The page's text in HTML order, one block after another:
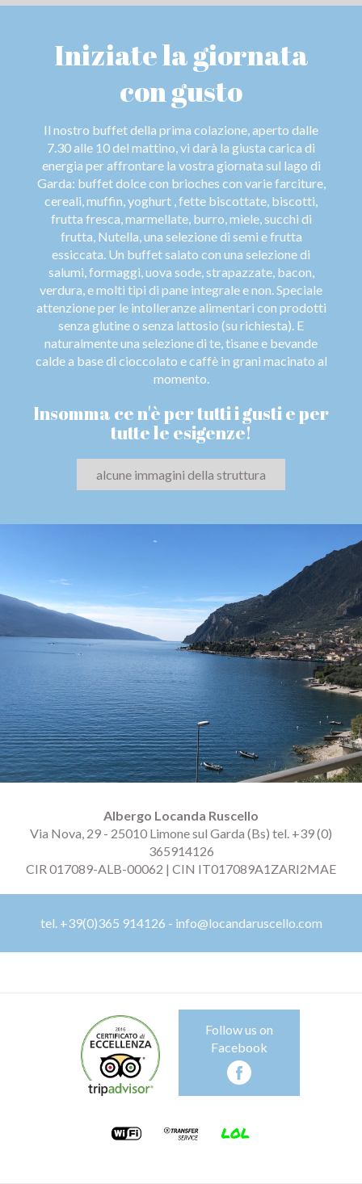
Iniziate la giornata
con gusto
Il nostro buffet della prima colazione, aperto dalle
7.30 alle 10 del mattino, vi darà la giusta carica di
energia per affrontare la vostra giornata sul lago di
Garda: buffet dolce con brioches con varie farciture,
cereali, muffin, yoghurt , fette biscottate, biscotti,
frutta fresca, marmellate, burro, miele, succhi di
frutta, Nutella, una selezione di semi e frutta
essiccata. Un buffet salato con una selezione di
salumi, formaggi, uova sode, strapazzate, bacon,
verdura, e molti tipi di pane integrale e non. Speciale
attenzione per le intolleranze alimentari con prodotti
senza glutine o senza lattosio (su richiesta). E
naturalmente una selezione di te, tisane e bevande
calde a base di cioccolato e caffè in grani macinato al
momento.
Insomma ce n'è per tutti i gusti e per
tutte le esigenze!
alcune immagini della struttura
Albergo Locanda Ruscello
Via Nova, 29 - 25010 Limone sul Garda (Bs) tel. +39 (0)
365914126
CIR 017089-ALB-00062 | CIN IT017089A1ZARI2MAE
tel. +39(0)365 914126 - info@locandaruscello.com
Follow us on
Facebook